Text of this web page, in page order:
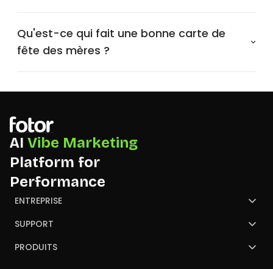
Qu'est-ce qui fait une bonne carte de
fête des mères ?
AI Vibe Marketing
Platform for
Performance
ENTREPRISE
À propos de Fotor
Nous contacter
SUPPORT
Centre de Support
PRODUITS